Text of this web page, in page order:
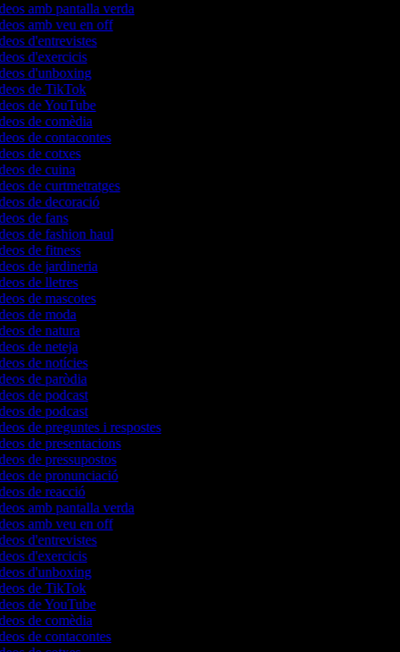
amb pantalla verda
amb veu en off
d'entrevistes
d'exercicis
d'unboxing
de TikTok
de YouTube
de comèdia
de contacontes
de cotxes
de cuina
de curtmetratges
de decoració
de fans
de fashion haul
de fitness
de jardineria
de lletres
de mascotes
de moda
de natura
de neteja
de notícies
de paròdia
de podcast
de podcast
de preguntes i respostes
de presentacions
de pressupostos
de pronunciació
de reacció
amb pantalla verda
amb veu en off
d'entrevistes
d'exercicis
d'unboxing
de TikTok
de YouTube
de comèdia
de contacontes